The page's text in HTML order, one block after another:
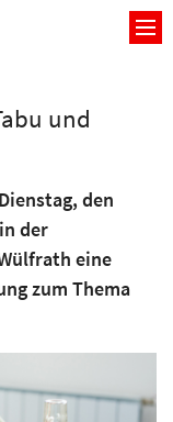
und
den
der
eine
zum Thema